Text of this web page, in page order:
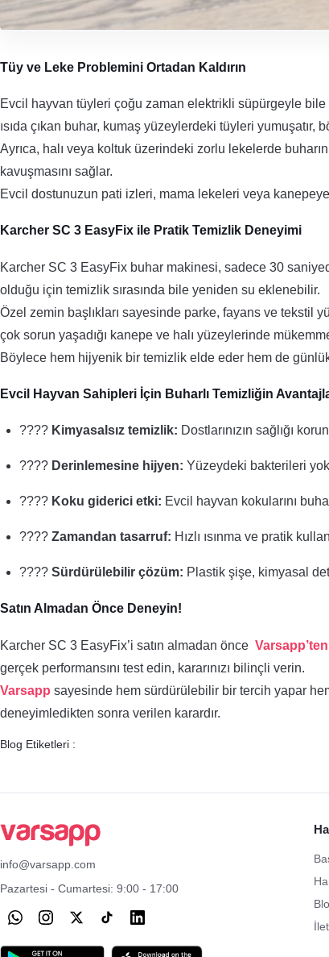
Tüy ve Leke Problemini Ortadan Kaldırın
Evcil hayvan tüyleri çoğu zaman elektrikli süpürgeyle
ısıda çıkan buhar, kumaş yüzeylerdeki tüyleri
Ayrıca, halı veya koltuk üzerindeki zorlu lekelerde
kavuşmasını sağlar.
Evcil dostunuzun pati izleri, mama lekeleri veya
Karcher SC 3 EasyFix ile Pratik Temizlik Deneyimi
Karcher SC 3 EasyFix buhar makinesi, sadece 30
olduğu için temizlik sırasında bile yeniden su eklenebilir.
Özel zemin başlıkları sayesinde parke, fayans ve tekstil
çok sorun yaşadığı kanepe ve halı yüzeylerinde
Böylece hem hijyenik bir temizlik elde eder hem de günlük
Evcil Hayvan Sahipleri İçin Buharlı Temizliğin
???? Kimyasalsız temizlik: Dostlarınızın sağlığı
???? Derinlemesine hijyen: Yüzeydeki bakterileri
????️ Koku giderici etki: Evcil hayvan kokularını
???? Zamandan tasarruf: Hızlı ısınma ve pratik
???? Sürdürülebilir çözüm: Plastik şişe, kimyasal
Satın Almadan Önce Deneyin!
Karcher SC 3 EasyFix’i satın almadan önce
gerçek performansını test edin, kararınızı bilinçli verin.
Varsapp sayesinde hem sürdürülebilir bir tercih yapar
deneyimledikten sonra verilen karardır.
Blog Etiketleri :
info@varsapp.com
Pazartesi - Cumartesi: 9:00 - 17:00